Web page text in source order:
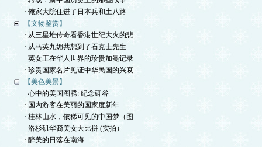
· 俺家大院住进了日本兵和土八路
【文物鉴赏】
· 从三星堆传奇看香港世纪大火的悲
· 从马英九媚共想到了石克士先生
· 英女王在华人世界的珍贵加冕记录
· 珍贵国家名片见证中华民国的兴衰
【美色美景】
· 心中的美国图腾: 纪念碑谷
· 国内游客在美丽的国家度新年
· 桂林山水，依稀可见的中国梦（图
· 洛杉矶华裔美女大比拼 (实拍）
· 醉美的日落在南海